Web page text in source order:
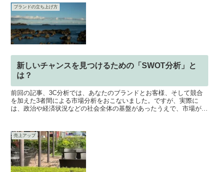
ブランドの立ち上げ方
新しいチャンスを見つけるための「SWOT分析」と
は？
前回の記事、3C分析では、あなたのブランドとお客様、そして競合
を加えた3者間による市場分析をおこないました。ですが、実際に
は、政治や経済状況などの社会全体の基盤があったうえで、市場が成
売上アップ